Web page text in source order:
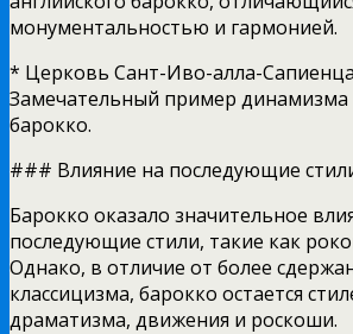
монументальностью и гармонией.
* Церковь Сант-Иво-алла-
Замечательный пример динамизма
барокко.
### Влияние на последующие
Барокко оказало значительное
последующие стили, такие как
Однако, в отличие от более
классицизма, барокко остается
драматизма, движения и роскоши.